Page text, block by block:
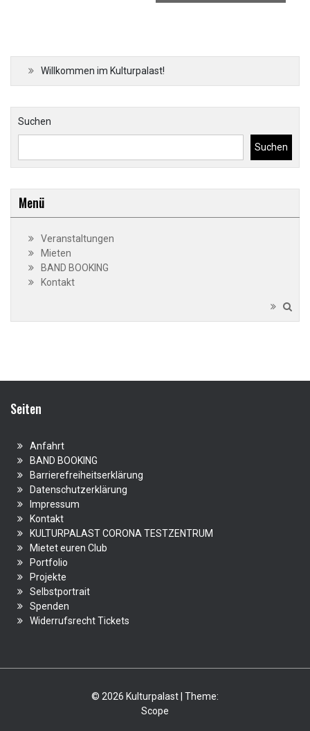
Willkommen im Kulturpalast!
Suchen
Suchen
Menü
Veranstaltungen
Mieten
BAND BOOKING
Kontakt
Seiten
Anfahrt
BAND BOOKING
Barrierefreiheitserklärung
Datenschutzerklärung
Impressum
Kontakt
KULTURPALAST CORONA TESTZENTRUM
Mietet euren Club
Portfolio
Projekte
Selbstportrait
Spenden
Widerrufsrecht Tickets
© 2026 Kulturpalast | Theme:
Scope